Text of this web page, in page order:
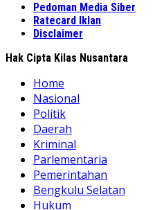
Pedoman Media Siber
Ratecard Iklan
Disclaimer
Hak Cipta Kilas Nusantara
Home
Nasional
Politik
Daerah
Kriminal
Parlementaria
Pemerintahan
Bengkulu Selatan
Hukum